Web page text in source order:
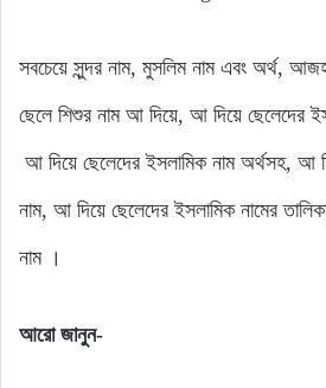
সবচেয়ে সুন্দর নাম, মুসলিম নাম এবং অর্থ,
ছেলে শিশুর নাম আ দিয়ে, আ দিয়ে ছেলেদের
আ দিয়ে ছেলেদের ইসলামিক নাম অর্থসহ, আ
নাম, আ দিয়ে ছেলেদের ইসলামিক নামের
নাম ।
আরো জানুন-